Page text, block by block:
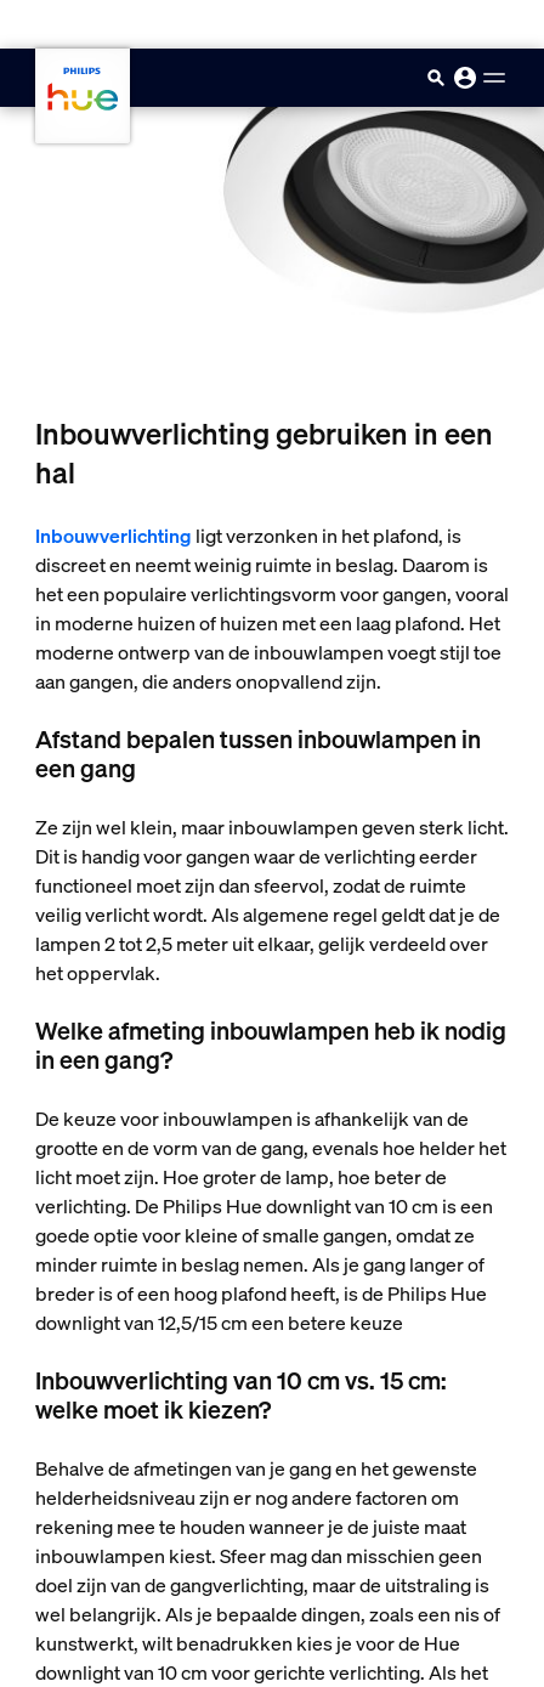
Inbouwverlichting gebruiken in een
hal
Inbouwverlichting ligt verzonken in het plafond, is
discreet en neemt weinig ruimte in beslag. Daarom is
het een populaire verlichtingsvorm voor gangen, vooral
in moderne huizen of huizen met een laag plafond. Het
moderne ontwerp van de inbouwlampen voegt stijl toe
aan gangen, die anders onopvallend zijn.
Afstand bepalen tussen inbouwlampen in
een gang
Ze zijn wel klein, maar inbouwlampen geven sterk licht.
Dit is handig voor gangen waar de verlichting eerder
functioneel moet zijn dan sfeervol, zodat de ruimte
veilig verlicht wordt. Als algemene regel geldt dat je de
lampen 2 tot 2,5 meter uit elkaar, gelijk verdeeld over
het oppervlak.
Welke afmeting inbouwlampen heb ik nodig
in een gang?
De keuze voor inbouwlampen is afhankelijk van de
grootte en de vorm van de gang, evenals hoe helder het
licht moet zijn. Hoe groter de lamp, hoe beter de
verlichting. De Philips Hue downlight van 10 cm is een
goede optie voor kleine of smalle gangen, omdat ze
minder ruimte in beslag nemen. Als je gang langer of
breder is of een hoog plafond heeft, is de Philips Hue
downlight van 12,5/15 cm een betere keuze
Inbouwverlichting van 10 cm vs. 15 cm:
welke moet ik kiezen?
Behalve de afmetingen van je gang en het gewenste
helderheidsniveau zijn er nog andere factoren om
rekening mee te houden wanneer je de juiste maat
inbouwlampen kiest. Sfeer mag dan misschien geen
doel zijn van de gangverlichting, maar de uitstraling is
wel belangrijk. Als je bepaalde dingen, zoals een nis of
kunstwerkt, wilt benadrukken kies je voor de Hue
downlight van 10 cm voor gerichte verlichting. Als het